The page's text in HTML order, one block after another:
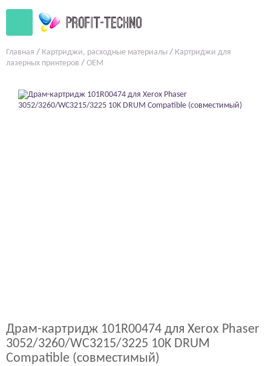
Главная / Картриджи, расходные материалы / Картриджи для
лазерных принтеров / OEM
Драм-картридж 101R00474 для Xerox Phaser
3052/3260/WC3215/3225 10K DRUM
Compatible (совместимый)